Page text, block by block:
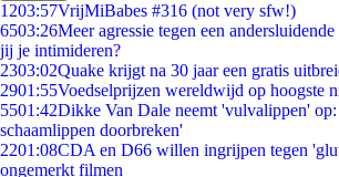
1203:57VrijMiBabes #316 (not very sfw!)
6503:26Meer agressie tegen een
jij je intimideren?
2303:02Quake krijgt na 30 jaar een gratis
2901:55Voedselprijzen wereldwijd op hoogste
5501:42Dikke Van Dale neemt 'vulvalippen'
schaamlippen doorbreken'
2201:08CDA en D66 willen ingrijpen tegen
ongemerkt filmen